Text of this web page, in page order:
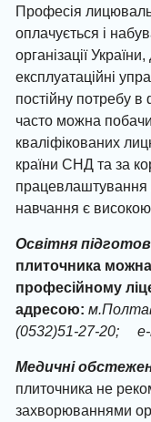
Професія
оплачується і
організації
експлуатаційні
постійну потребу в
часто можна
кваліфікованих
країни СНД та за
працевлаштування
навчання є
Освітня
плиточника
професійному
адресою:
(0532)51-27-20; е
Медичні
плиточника не
захворюваннями